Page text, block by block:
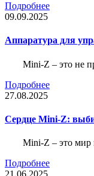
Подробнее
09.09.2025
Аппаратура для
Mini-Z – это не
Подробнее
27.08.2025
Сердце Mini-Z:
Mini-Z – это мир
Подробнее